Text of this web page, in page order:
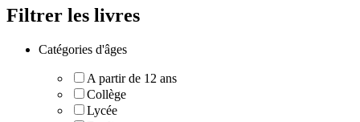
Filtrer les livres
Catégories d'âges
A partir de 12 ans
Collège
Lycée